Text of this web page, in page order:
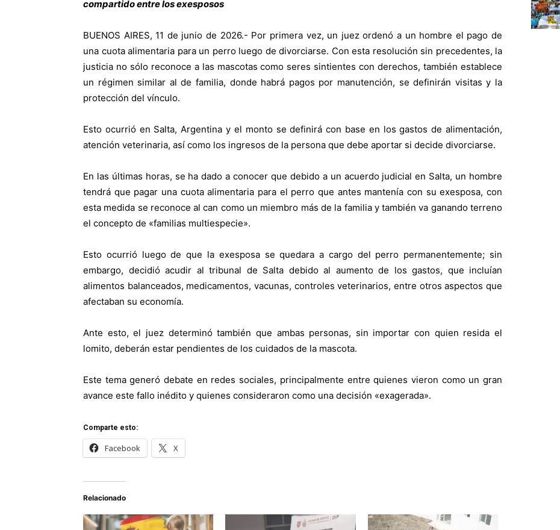
compartido entre los exesposos
BUENOS AIRES, 11 de junio de 2026.- Por primera vez, un juez ordenó a un hombre el pago de
una cuota alimentaria para un perro luego de divorciarse. Con esta resolución sin precedentes, la
justicia no sólo reconoce a las mascotas como seres sintientes con derechos, también establece
un régimen similar al de familia, donde habrá pagos por manutención, se definirán visitas y la
protección del vínculo.
Esto ocurrió en Salta, Argentina y el monto se definirá con base en los gastos de alimentación,
atención veterinaria, así como los ingresos de la persona que debe aportar si decide divorciarse.
En las últimas horas, se ha dado a conocer que debido a un acuerdo judicial en Salta, un hombre
tendrá que pagar una cuota alimentaria para el perro que antes mantenía con su exesposa, con
esta medida se reconoce al can como un miembro más de la familia y también va ganando terreno
el concepto de «familias multiespecie».
Esto ocurrió luego de que la exesposa se quedara a cargo del perro permanentemente; sin
embargo, decidió acudir al tribunal de Salta debido al aumento de los gastos, que incluían
alimentos balanceados, medicamentos, vacunas, controles veterinarios, entre otros aspectos que
afectaban su economía.
Ante esto, el juez determinó también que ambas personas, sin importar con quien resida el
lomito, deberán estar pendientes de los cuidados de la mascota.
Este tema generó debate en redes sociales, principalmente entre quienes vieron como un gran
avance este fallo inédito y quienes consideraron como una decisión «exagerada».
Comparte esto:
Facebook X
Relacionado